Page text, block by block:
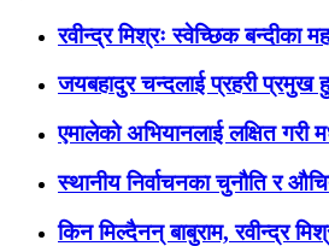
रवीन्द्र मिश्रः स्वेच्छिक बन्दीका
जयबहादुर चन्दलाई प्रहरी प्रमुख
एमालेको अभियानलाई लक्षित गरी
स्थानीय निर्वाचनका चुनौति र
किन मिल्दैनन् बाबुराम, रवीन्द्र